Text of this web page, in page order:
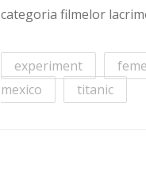
categoria filmelor
experiment
mexico
titanic